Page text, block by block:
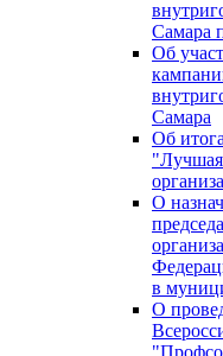
Самара
Об
Самара
Об
О
в
О